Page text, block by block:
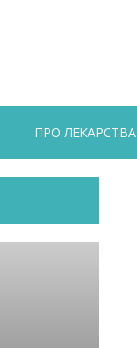
ПРО ЛЕКАРСТВА